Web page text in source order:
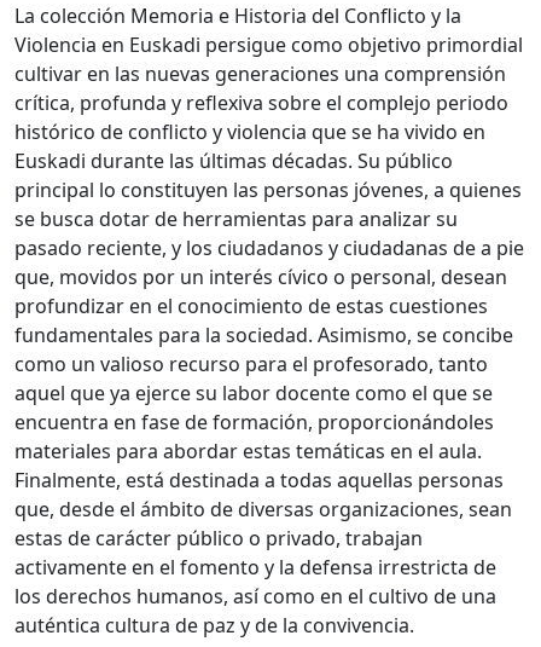
La colección Memoria e Historia del Conflicto y la
Violencia en Euskadi persigue como objetivo primordial
cultivar en las nuevas generaciones una comprensión
crítica, profunda y reflexiva sobre el complejo periodo
histórico de conflicto y violencia que se ha vivido en
Euskadi durante las últimas décadas. Su público
principal lo constituyen las personas jóvenes, a quienes
se busca dotar de herramientas para analizar su
pasado reciente, y los ciudadanos y ciudadanas de a pie
que, movidos por un interés cívico o personal, desean
profundizar en el conocimiento de estas cuestiones
fundamentales para la sociedad. Asimismo, se concibe
como un valioso recurso para el profesorado, tanto
aquel que ya ejerce su labor docente como el que se
encuentra en fase de formación, proporcionándoles
materiales para abordar estas temáticas en el aula.
Finalmente, está destinada a todas aquellas personas
que, desde el ámbito de diversas organizaciones, sean
estas de carácter público o privado, trabajan
activamente en el fomento y la defensa irrestricta de
los derechos humanos, así como en el cultivo de una
auténtica cultura de paz y de la convivencia.